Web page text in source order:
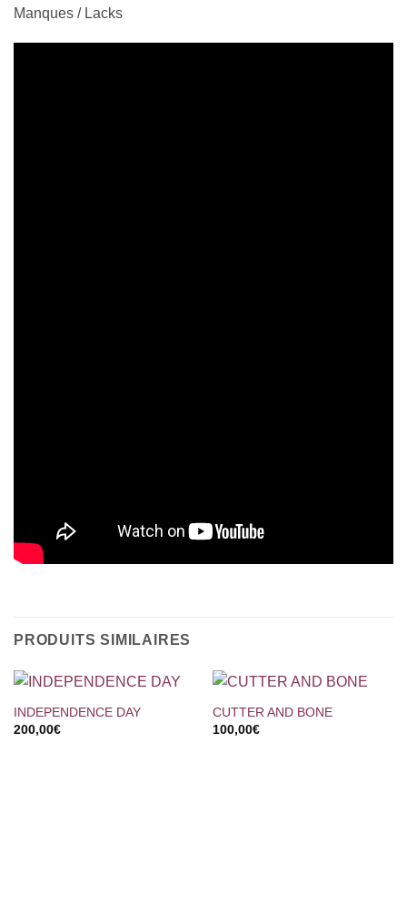
Manques / Lacks
PRODUITS SIMILAIRES
INDEPENDENCE DAY
200,00€
CUTTER AND BONE
100,00€